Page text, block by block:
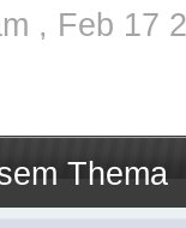
, Feb 17
Thema